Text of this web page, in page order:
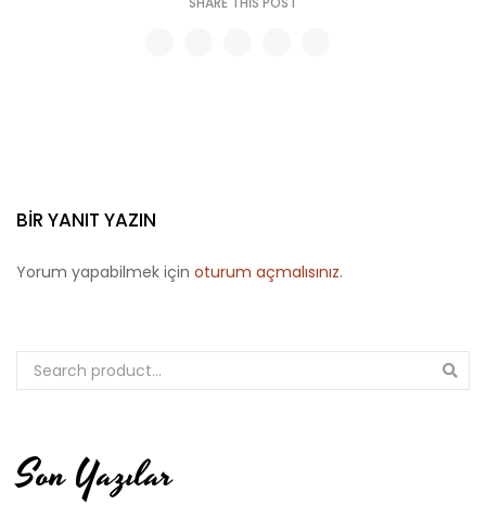
BIR YANIT YAZIN
Yorum yapabilmek için oturum açmalısınız.
Son Yazılar